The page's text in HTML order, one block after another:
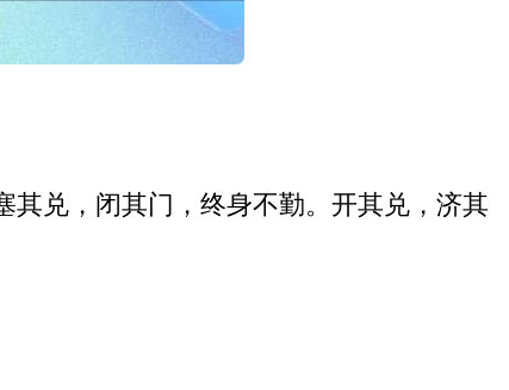
其兑，闭其门，终身不勤。开其兑，济其